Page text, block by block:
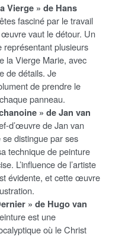
Vierge » de Hans
fasciné par le travail
vaut le détour. Un
représentant plusieurs
la Vierge Marie, avec
de détails. Je
de prendre le
panneau.
» de Jan van
d’œuvre de Jan van
distingue par ses
technique de peinture
L’influence de l’artiste
évidente, et cette œuvre
» de Hugo van
est une
où le Christ